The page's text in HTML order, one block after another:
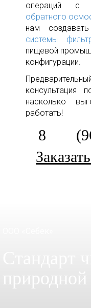
операций с
обратного
нам
системы
пищевой
конфигурации.
консультация
насколько
работать!
8